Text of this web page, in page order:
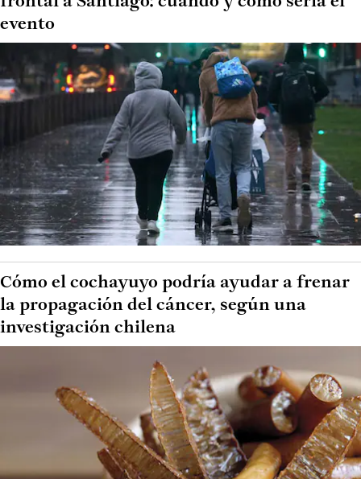
evento
Cómo el cochayuyo podría ayudar a frenar
la propagación del cáncer, según una
investigación chilena